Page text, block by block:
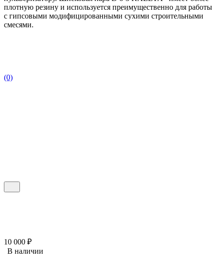
плотную резину и используется преимущественно для работы
с гипсовыми модифицированными сухими строительными
смесями.
(0)
10 000 ₽
В наличии